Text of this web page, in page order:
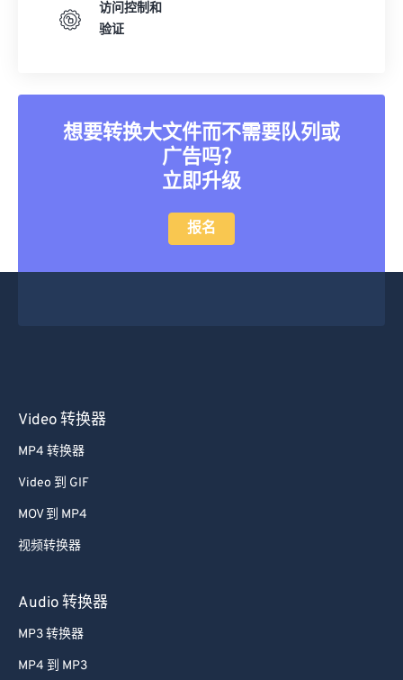
访问控制和
验证
想要转换大文件而不需要队列或
广告吗？
立即升级
报名
Video 转换器
MP4 转换器
Video 到 GIF
MOV 到 MP4
视频转换器
Audio 转换器
MP3 转换器
MP4 到 MP3